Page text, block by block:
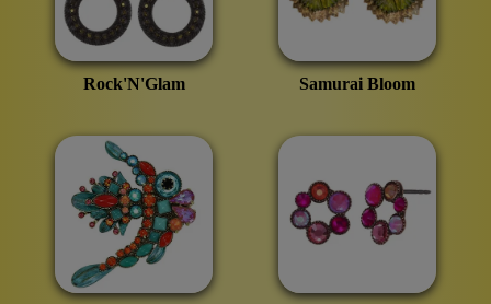
Rock'N'Glam Samurai Bloom